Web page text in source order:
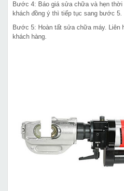
Bước 4: Báo giá sửa chữa và hẹn thời
khách đồng ý thì tiếp tục sang bước 5.
Bước 5: Hoàn tất sửa chữa máy. Liên
khách hàng.